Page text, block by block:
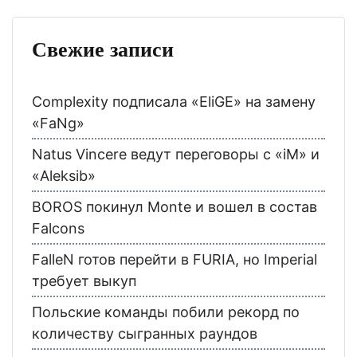
Свежие записи
Complexity подписала «EliGE» на замену
«FaNg»
Natus Vincere ведут переговоры с «iM» и
«Aleksib»
BOROS покинул Monte и вошел в состав
Falcons
FalleN готов перейти в FURIA, но Imperial
требует выкуп
Польские команды побили рекорд по
количеству сыгранных раундов